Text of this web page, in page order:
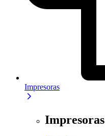
Impresoras
Impresoras